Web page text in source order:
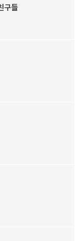
구들